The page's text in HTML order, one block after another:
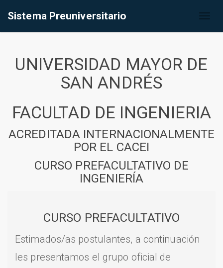
Sistema Preuniversitario
UNIVERSIDAD MAYOR DE
SAN ANDRÉS
FACULTAD DE INGENIERIA
ACREDITADA INTERNACIONALMENTE
POR EL CACEI
CURSO PREFACULTATIVO DE
INGENIERÍA
CURSO PREFACULTATIVO
Estimados/as postulantes, a continuación
les presentamos el grupo oficial de